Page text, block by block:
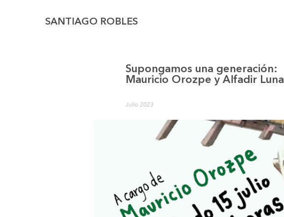
SANTIAGO ROBLES
Supongamos una generación:
Mauricio Orozpe y Alfadir Luna
Julio 2023